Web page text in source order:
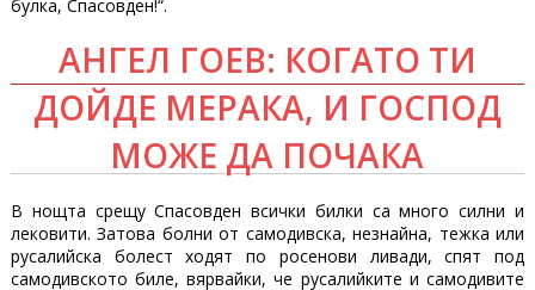
булка, Спасовден!“.
АНГЕЛ ГОЕВ: КОГАТО ТИ
ДОЙДЕ МЕРАКА, И ГОСПОД
МОЖЕ ДА ПОЧАКА
В нощта срещу Спасовден всички билки са много силни и
лековити. Затова болни от самодивска, незнайна, тежка или
русалийска болест ходят по росенови ливади, спят под
самодивското биле, вярвайки, че русалийките и самодивите